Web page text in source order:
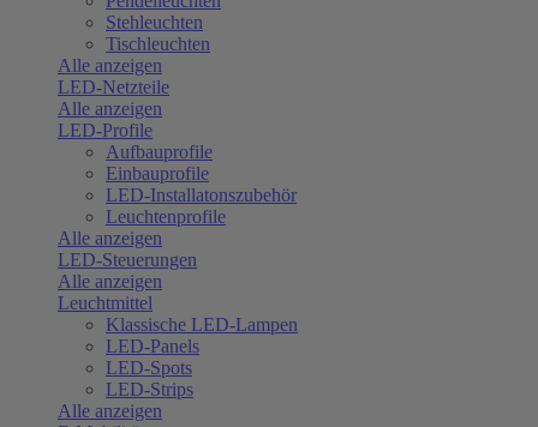
Stehleuchten
Tischleuchten
Alle anzeigen
LED-Netzteile
Alle anzeigen
LED-Profile
Aufbauprofile
Einbauprofile
LED-Installatonszubehör
Leuchtenprofile
Alle anzeigen
LED-Steuerungen
Alle anzeigen
Leuchtmittel
Klassische LED-Lampen
LED-Panels
LED-Spots
LED-Strips
Alle anzeigen